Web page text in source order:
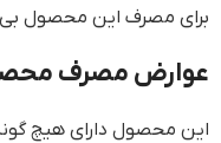
برای مصرف این محصول بی نظیر باید روزانه تا 2 بار در بازه زمانی صبح تا عصر مصرف شود. بعد از قرار دادن مقدار
عوارض مصرف
این محصول دارای هیچ